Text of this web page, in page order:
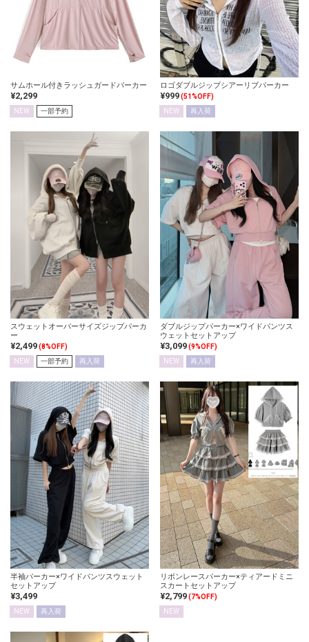
サムホール付きラッシュガードパーカー
¥2,299
NEW 一部予約
ロゴダブルジップシアーリブパーカー
¥999(51%OFF)
NEW
再入荷
スウェットオーバーサイズジップパーカ
ー
¥2,499(8%OFF)
NEW
一部予約 再入荷
ダブルジップパーカー×ワイドパンツス
ウェットセットアップ
¥3,099(9%OFF)
NEW
再入荷
半袖パーカー×ワイドパンツスウェット
セットアップ
¥3,499
NEW 再入荷
リボンレースパーカー×ティアードミニ
スカートセットアップ
¥2,799(7%OFF)
NEW